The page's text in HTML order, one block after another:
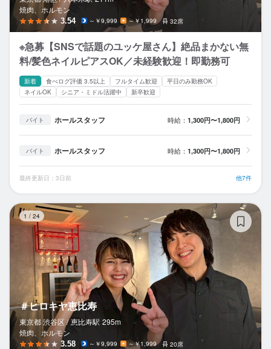
焼肉、ホルモン
3.54 ～￥9,999 ～￥1,999 32席
※急募【SNSで話題のユッケ屋さん】絶品まかない無
料/髪色ネイルピアスOK／未経験歓迎！即勤務可
新着 食べログ評価 3.5以上 フルタイム歓迎
平日のみ勤務OK
ネイルOK
シニア・ミドル活躍中 新卒歓迎
バイト ホールスタッフ 時給： 1,300円〜1,800円
バイト ホールスタッフ 時給： 1,300円〜1,800円
最終更新日：3日前 他7件
1 / 24
＃ヒロキヤ恵比寿
東京都 渋谷区 / 恵比寿駅 295m
焼肉、ホルモン
3.58 ～￥9,999 ～￥1,999 20席